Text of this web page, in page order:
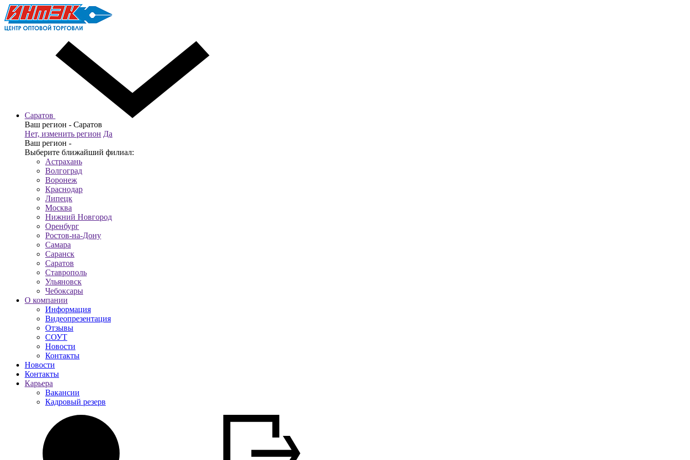
Саратов
Ваш регион - Саратов
Нет, изменить регион Да
Ваш регион -
Выберите ближайший филиал:
Астрахань
Волгоград
Воронеж
Краснодар
Липецк
Москва
Нижний Новгород
Оренбург
Ростов-на-Дону
Самара
Саранск
Саратов
Ставрополь
Ульяновск
Чебоксары
О компании
Информация
Видеопрезентация
Отзывы
СОУТ
Новости
Контакты
Новости
Контакты
Карьера
Вакансии
Кадровый резерв